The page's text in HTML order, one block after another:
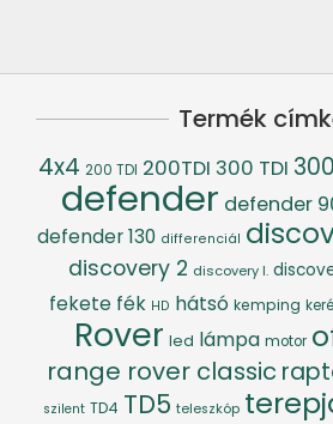
Termék
4x4 200 TDI 200TDI 300 TDI
defender defender
defender 130 differenciál
discovery 2 discovery I.
fekete fék HD hátsó kemping
Rover led lámpa motor
range rover classic
szilent TD4 TD5 teleszkóp